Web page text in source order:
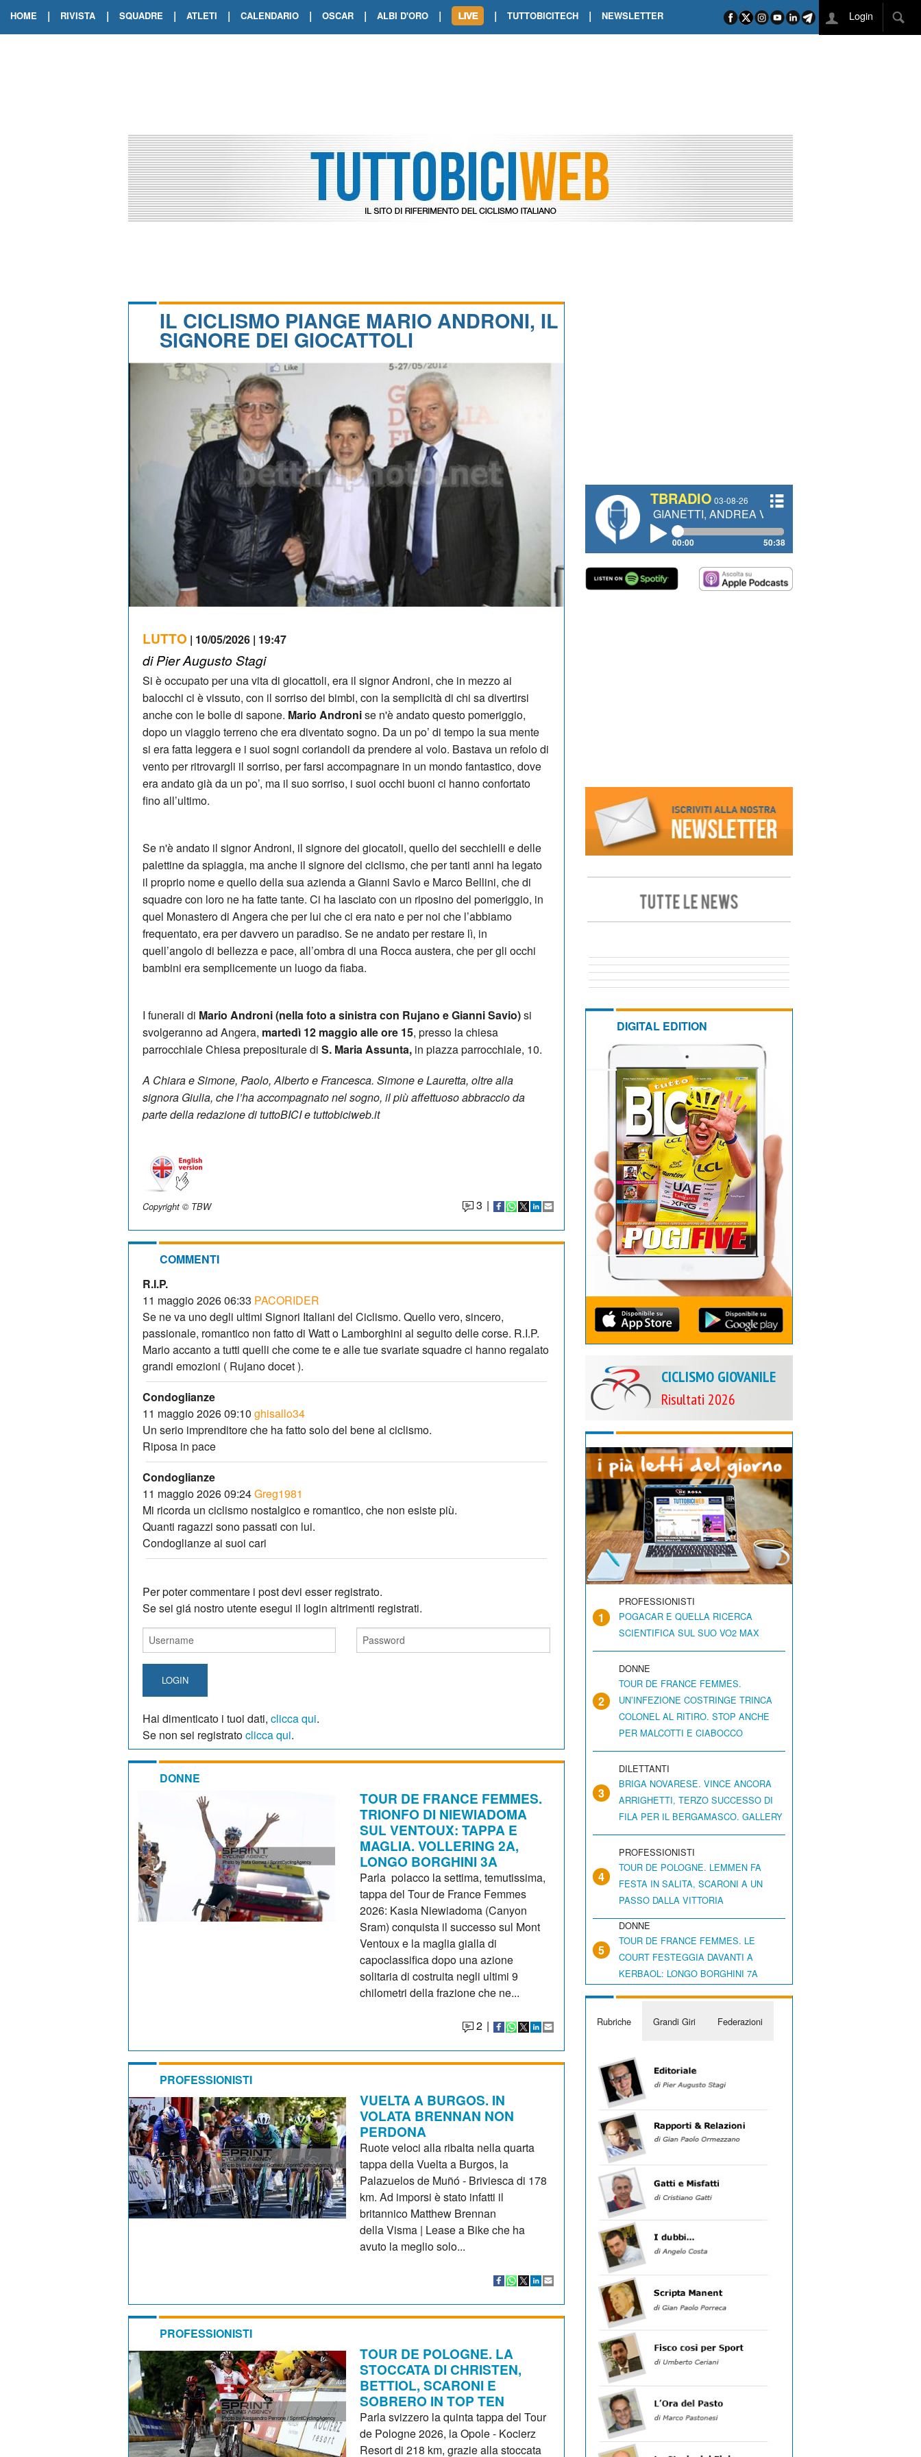
HOME | RIVISTA | SQUADRE | ATLETI | CALENDARIO | OSCAR | ALBI D'ORO |
TOUR DE FRANCE. ORCIERES-MERLETTE INCORONA CARAPAZ
TOUR DE FRANCE. A VOIRON TRIONFO DI PHILIPSEN SU SCHMID E KOOIJ
| TUTTOBICITECH | NEWSLETTER Login
IL CICLISMO PIANGE MARIO ANDRONI, IL
SIGNORE DEI GIOCATTOLI
LUTTO | 10/05/2026 | 19:47
di Pier Augusto Stagi
Si è occupato per una vita di giocattoli, era il signor Androni, che in mezzo ai
balocchi ci è vissuto, con il sorriso dei bimbi, con la semplicità di chi sa divertirsi
anche con le bolle di sapone. Mario Andronise n'è andato questo pomeriggio,
dopo un viaggio terreno che era diventato sogno. Da un po’ di tempo la sua mente
si era fatta leggera e i suoi sogni coriandoli da prendere al volo. Bastava un refolo di
vento per ritrovargli il sorriso, per farsi accompagnare in un mondo fantastico, dove
era andato già da un po’, ma il suo sorriso, i suoi occhi buoni ci hanno confortato
fino all’ultimo.
Se n'è andato il signor Androni, il signore dei giocatoli, quello dei secchielli e delle
palettine da spiaggia, ma anche il signore del ciclismo, che per tanti anni ha legato
il proprio nome e quello della sua azienda a Gianni Savio e Marco Bellini, che di
squadre con loro ne ha fatte tante. Ci ha lasciato con un riposino del pomeriggio, in
quel Monastero di Angera che per lui che ci era nato e per noi che l’abbiamo
frequentato, era per davvero un paradiso. Se ne andato per restare lì, in
quell’angolo di bellezza e pace, all’ombra di una Rocca austera, che per gli occhi
bambini era semplicemente un luogo da fiaba.
I funerali di Mario Androni (nella foto a sinistra con Rujano e Gianni Savio)si
svolgeranno ad Angera, martedì 12 maggio alle ore 15, presso la chiesa
parrocchiale Chiesa prepositurale di S. Maria Assunta, in piazza parrocchiale, 10.
A Chiara e Simone, Paolo, Alberto e Francesca. Simone e Lauretta, oltre alla
signora Giulia, che l’ha accompagnato nel sogno, il più affettuoso abbraccio da
parte della redazione di tuttoBICI e tuttobiciweb.it
Copyright © TBW 3 |
COMMENTI
R.I.P.
11 maggio 2026 06:33 PACORIDER
Se ne va uno degli ultimi Signori Italiani del Ciclismo. Quello vero, sincero,
passionale, romantico non fatto di Watt o Lamborghini al seguito delle corse. R.I.P.
Mario accanto a tutti quelli che come te e alle tue svariate squadre ci hanno regalato
grandi emozioni ( Rujano docet ).
Condoglianze
11 maggio 2026 09:10 ghisallo34
Un serio imprenditore che ha fatto solo del bene al ciclismo.
Riposa in pace
Condoglianze
11 maggio 2026 09:24Greg1981
Mi ricorda un ciclismo nostalgico e romantico, che non esiste più.
Quanti ragazzi sono passati con lui.
Condoglianze ai suoi cari
Per poter commentare i post devi esser registrato.
Se sei giá nostro utente esegui il login altrimenti registrati.
LOGIN
Hai dimenticato i tuoi dati, clicca qui.
Se non sei registratoclicca qui.
DONNE
TOUR DE FRANCE FEMMES.
TRIONFO DI NIEWIADOMA
SUL VENTOUX: TAPPA E
MAGLIA. VOLLERING 2A,
LONGO BORGHINI 3A
Parla polacco la settima, temutissima,
tappa del Tour de France Femmes
2026: Kasia Niewiadoma (Canyon
Sram) conquista il successo sul Mont
Ventoux e la maglia gialla di
capoclassifica dopo una azione
solitaria di costruita negli ultimi 9
chilometri della frazione che ne...
2 |
PROFESSIONISTI
VUELTA A BURGOS. IN
VOLATA BRENNAN NON
PERDONA
Ruote veloci alla ribalta nella quarta
tappa della Vuelta a Burgos, la
Palazuelos de Muñó - Briviesca di 178
km. Ad imporsi è stato infatti il
britannico Matthew Brennan
della Visma | Lease a Bike che ha
avuto la meglio solo...
PROFESSIONISTI
TOUR DE POLOGNE. LA
STOCCATA DI CHRISTEN,
BETTIOL, SCARONI E
SOBRERO IN TOP TEN
Parla svizzero la quinta tappa del Tour
de Pologne 2026, la Opole - Kocierz
Resort di 218 km, grazie alla stoccata
TBRADIO 03-08-26
#334 CHARLY WEGELIUS, MAURO GIANETTI, ANDREA VENDRAME, FILIPPO FIORELLI
00:00 50:38
DIGITAL EDITION
CICLISMO GIOVANILE
Risultati 2026
1
PROFESSIONISTI
POGACAR E QUELLA RICERCA
SCIENTIFICA SUL SUO VO2 MAX
2
DONNE
TOUR DE FRANCE FEMMES.
UN’INFEZIONE COSTRINGE TRINCA
COLONEL AL RITIRO. STOP ANCHE
PER MALCOTTI E CIABOCCO
3
DILETTANTI
BRIGA NOVARESE. VINCE ANCORA
ARRIGHETTI, TERZO SUCCESSO DI
FILA PER IL BERGAMASCO. GALLERY
4
PROFESSIONISTI
TOUR DE POLOGNE. LEMMEN FA
FESTA IN SALITA, SCARONI A UN
PASSO DALLA VITTORIA
5
DONNE
TOUR DE FRANCE FEMMES. LE
COURT FESTEGGIA DAVANTI A
KERBAOL: LONGO BORGHINI 7A
Rubriche Grandi Giri Federazioni